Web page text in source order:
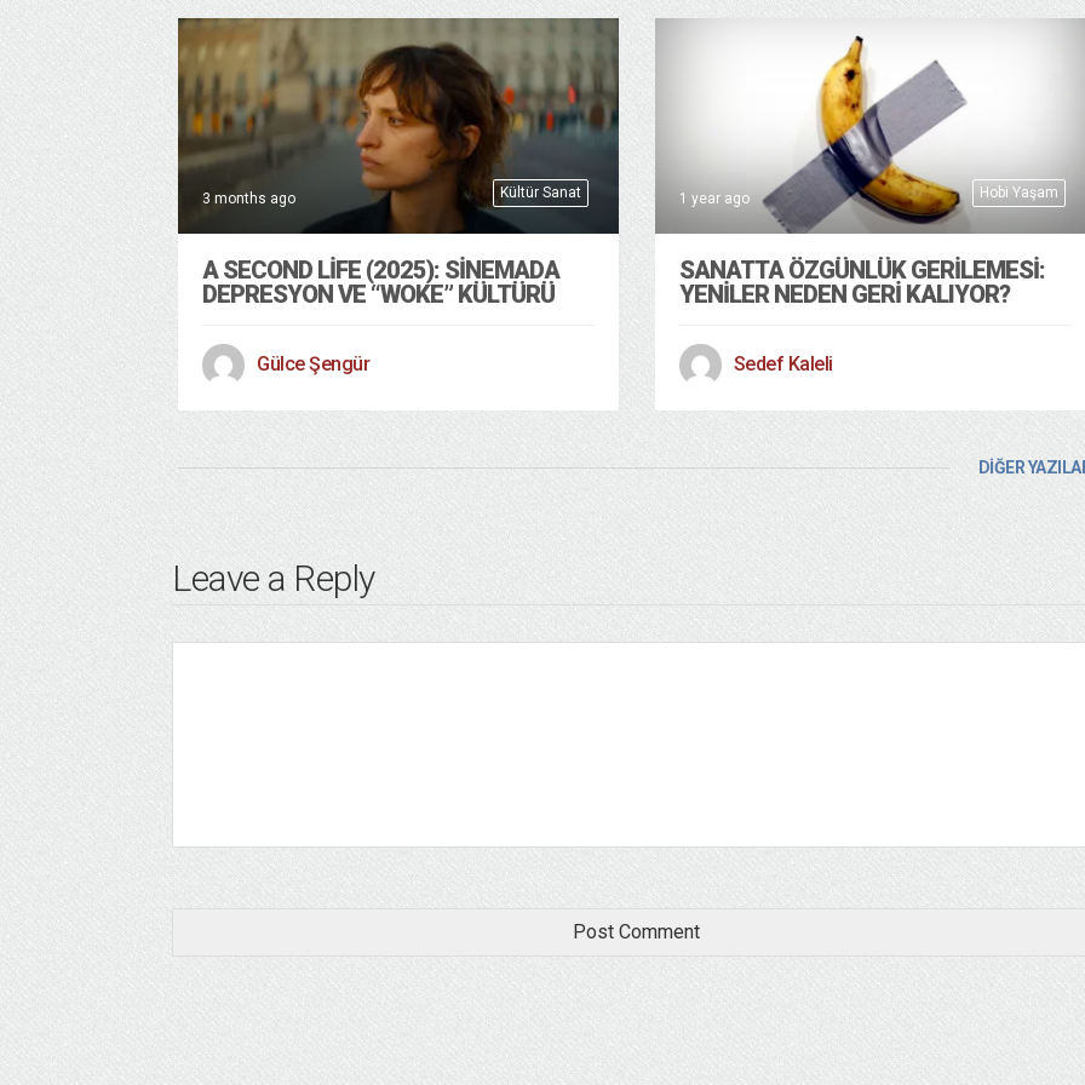
Kültür Sanat
3 months ago
A SECOND LIFE (2025): SINEMADA
DEPRESYON VE “WOKE” KÜLTÜRÜ
Gülce Şengür
Hobi Yaşam
1 year ago
SANATTA ÖZGÜNLÜK GERİLEMESİ:
YENİLER NEDEN GERİ KALIYOR?
Sedef Kaleli
DİĞER
Leave a Reply